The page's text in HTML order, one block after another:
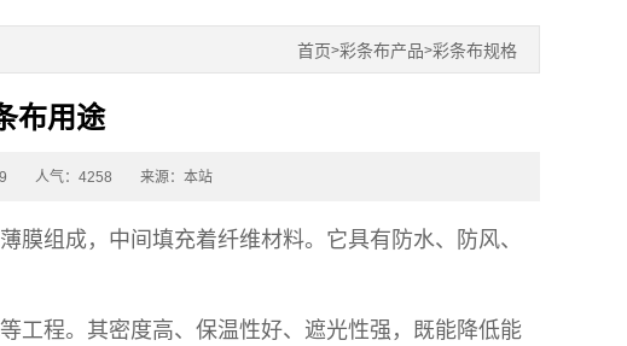
首页>彩条布产品>彩条布规格
布用途
人气：4258 来源：本站
膜组成，中间填充着纤维材料。它具有防水、防风、
工程。其密度高、保温性好、遮光性强，既能降低能